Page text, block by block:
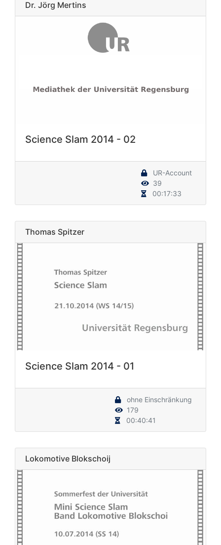
Dr. Jörg Mertins
Science Slam 2014 - 02
UR-Account
39
00:17:33
Thomas Spitzer
Science Slam 2014 - 01
ohne Einschränkung
179
00:40:41
Lokomotive Blokschoij